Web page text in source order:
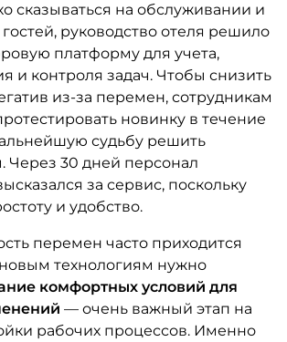
сказываться на обслуживании и
руководство отеля решило
платформу для учета,
и контроля задач. Чтобы снизить
из-за перемен, сотрудникам
новинку в течение
судьбу решить
Через 30 дней персонал
за сервис, поскольку
и удобство.
перемен часто приходится
новым технологиям нужно
комфортных условий для
— очень важный этап на
рабочих процессов. Именно